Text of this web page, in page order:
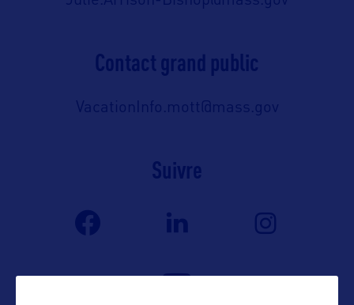
Contact grand public
VacationInfo.mott@mass.gov
Suivre